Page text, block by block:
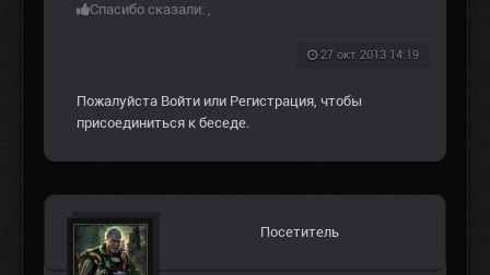
Спасибо сказали: ,
27 окт 2013 14:19
Пожалуйста Войти или Регистрация, чтобы
присоединиться к беседе.
Посетитель